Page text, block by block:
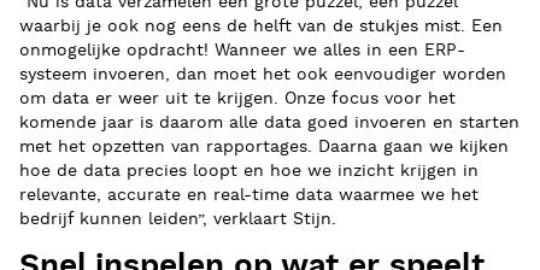
waarbij je ook nog eens de helft van de stukjes mist. Een
onmogelijke opdracht! Wanneer we alles in een ERP-
systeem invoeren, dan moet het ook eenvoudiger worden
om data er weer uit te krijgen. Onze focus voor het
komende jaar is daarom alle data goed invoeren en starten
met het opzetten van rapportages. Daarna gaan we kijken
hoe de data precies loopt en hoe we inzicht krijgen in
relevante, accurate en real-time data waarmee we het
bedrijf kunnen leiden”, verklaart Stijn.